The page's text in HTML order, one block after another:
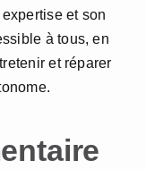
et son
à tous, en
et réparer